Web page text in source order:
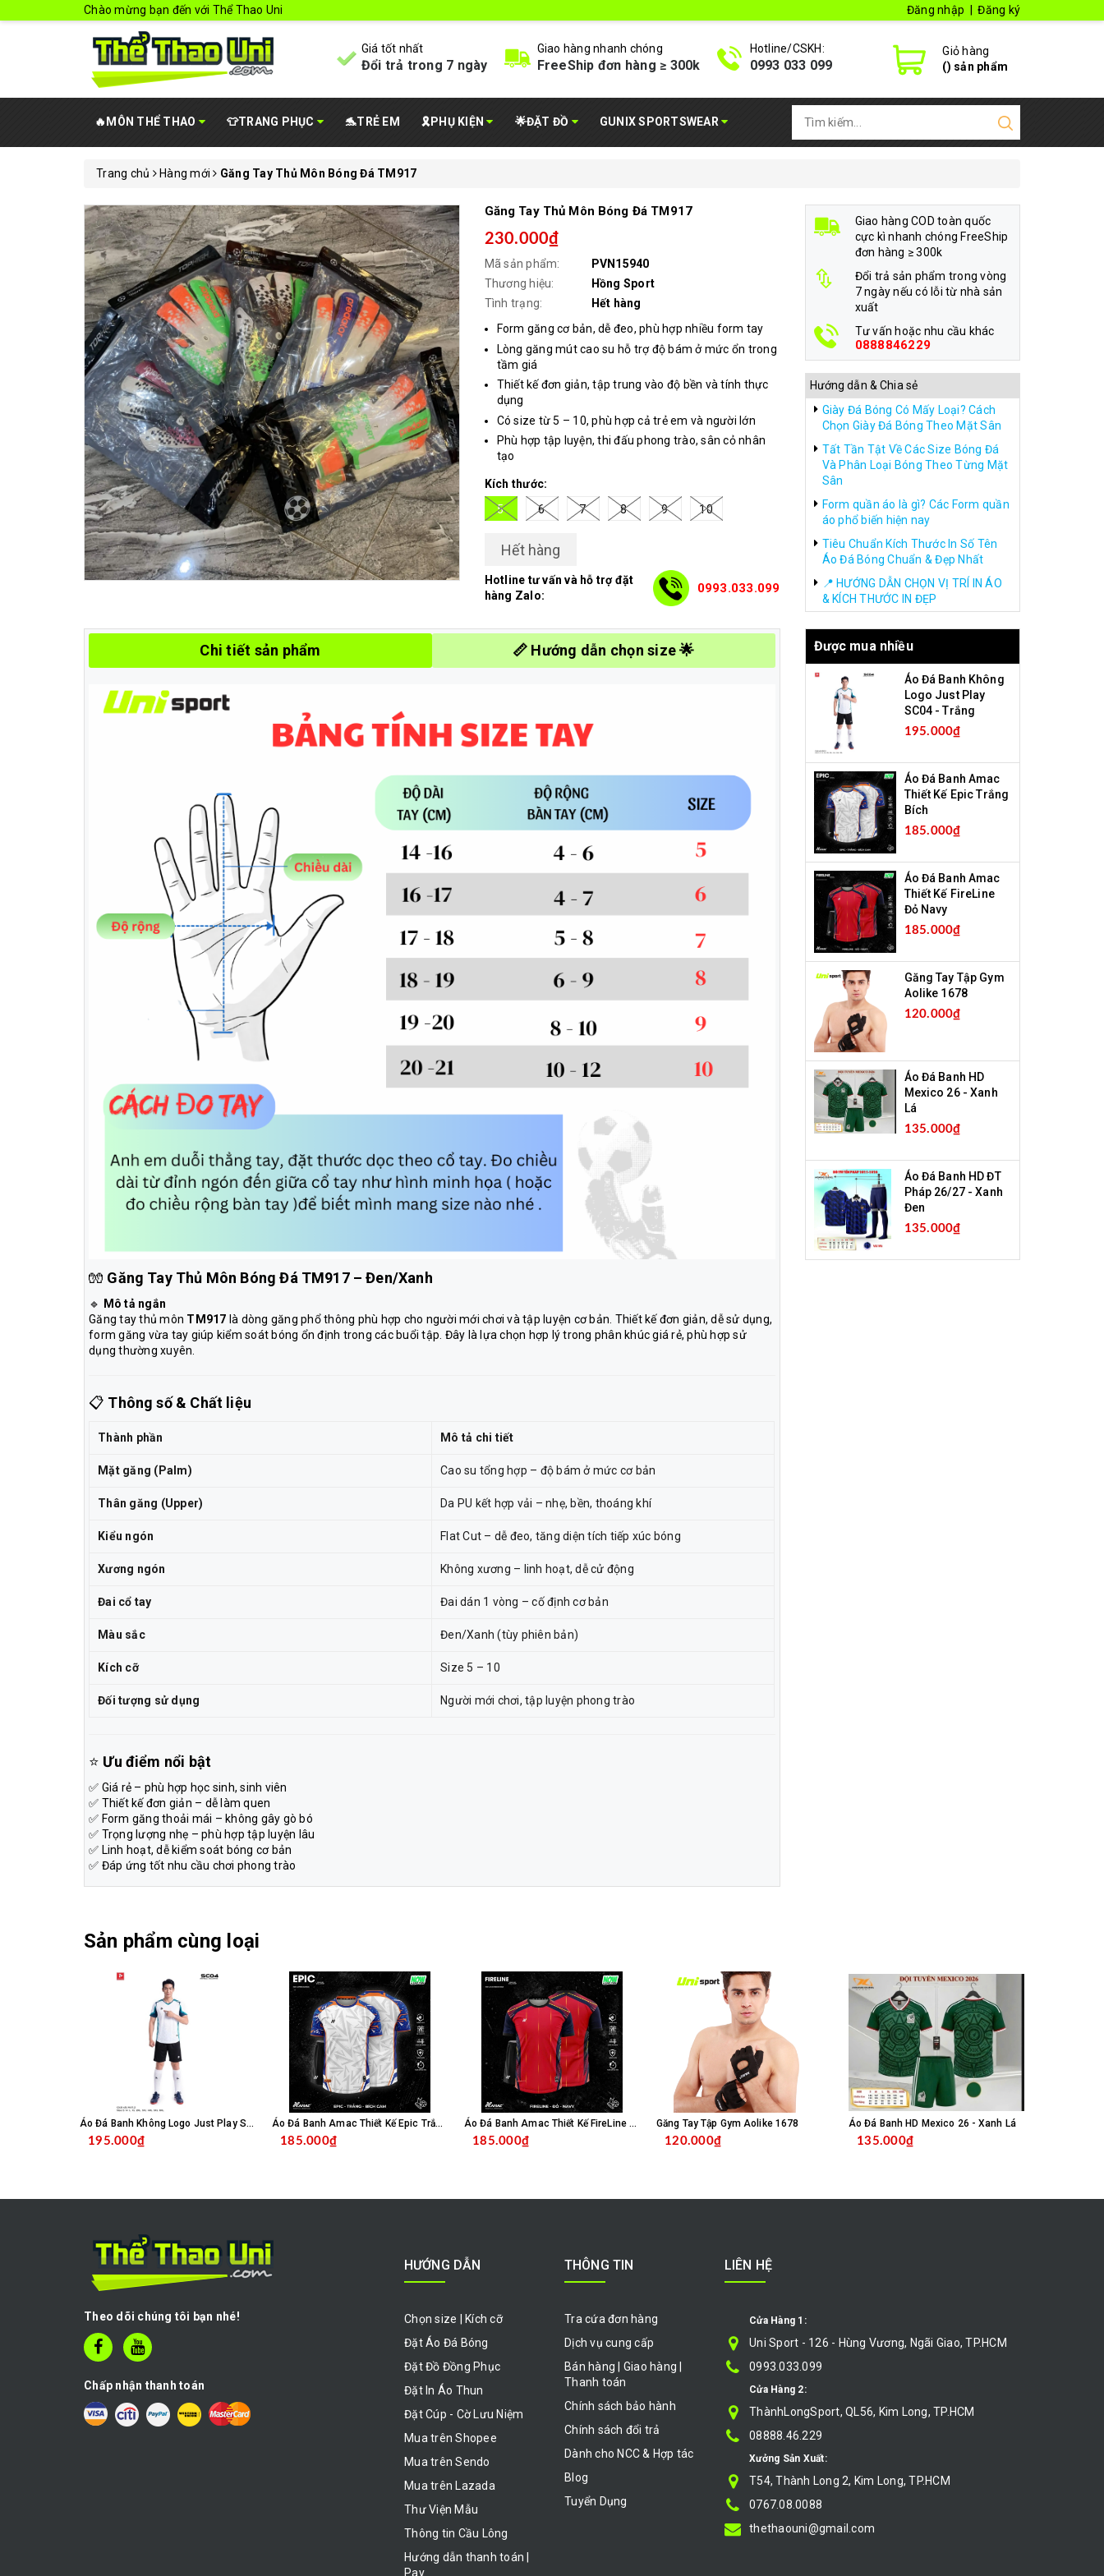
Chào mừng bạn đến với Thể Thao Uni Đăng nhập Đăng ký
Giá tốt nhất
Đổi trả trong 7 ngày
Giao hàng nhanh chóng
FreeShip đơn hàng ≥ 300k
Hotline/CSKH:
0993 033 099
Giỏ hàng
() sản phẩm
🔥MÔN THỂ THAO 👕TRANG PHỤC 🐬TRẺ EM 🎗️PHỤ KIỆN 🌟ĐẶT ĐỒ GUNIX SPORTSWEAR
Trang chủ Hàng mới Găng Tay Thủ Môn Bóng Đá TM917
Găng Tay Thủ Môn Bóng Đá TM917
230.000₫
Mã sản phẩm:
PVN15940
Thương hiệu:
Hồng Sport
Tình trạng:
Hết hàng
Form găng cơ bản, dễ đeo, phù hợp nhiều form tay
Lòng găng mút cao su hỗ trợ độ bám ở mức ổn trong
tầm giá
Thiết kế đơn giản, tập trung vào độ bền và tính thực
dụng
Có size từ 5 – 10, phù hợp cả trẻ em và người lớn
Phù hợp tập luyện, thi đấu phong trào, sân cỏ nhân
tạo
Kích thước:
5
6 7 8 9 10
Hết hàng
Hotline tư vấn và hỗ trợ đặt
hàng Zalo:
0993.033.099
Giao hàng COD toàn quốc
cực kì nhanh chóng FreeShip
đơn hàng ≥ 300k
Đổi trả sản phẩm trong vòng
7 ngày nếu có lỗi từ nhà sản
xuất
Tư vấn hoặc nhu cầu khác
0888846229
Hướng dẫn & Chia sẻ
Giày Đá Bóng Có Mấy Loại? Cách
Chọn Giày Đá Bóng Theo Mặt Sân
Tất Tần Tật Về Các Size Bóng Đá
Và Phân Loại Bóng Theo Từng Mặt
Sân
Form quần áo là gì? Các Form quần
áo phổ biến hiện nay
Tiêu Chuẩn Kích Thước In Số Tên
Áo Đá Bóng Chuẩn & Đẹp Nhất
📍 HƯỚNG DẪN CHỌN VỊ TRÍ IN ÁO
& KÍCH THƯỚC IN ĐẸP
Chi tiết sản phẩm 📏 Hướng dẫn chọn size 🌟
🧤 Găng Tay Thủ Môn Bóng Đá TM917 – Đen/Xanh
🔹
Mô tả ngắn
Găng tay thủ môn TM917 là dòng găng phổ thông phù hợp cho người mới chơi và tập luyện cơ bản. Thiết kế đơn giản, dễ sử dụng,
form găng vừa tay giúp kiểm soát bóng ổn định trong các buổi tập. Đây là lựa chọn hợp lý trong phân khúc giá rẻ, phù hợp sử
dụng thường xuyên.
📋 Thông số & Chất liệu
Thành phần Mô tả chi tiết
Mặt găng (Palm) Cao su tổng hợp – độ bám ở mức cơ bản
Thân găng (Upper) Da PU kết hợp vải – nhẹ, bền, thoáng khí
Kiểu ngón Flat Cut – dễ đeo, tăng diện tích tiếp xúc bóng
Xương ngón Không xương – linh hoạt, dễ cử động
Đai cổ tay Đai dán 1 vòng – cố định cơ bản
Màu sắc Đen/Xanh (tùy phiên bản)
Kích cỡ Size 5 – 10
Đối tượng sử dụng Người mới chơi, tập luyện phong trào
⭐ Ưu điểm nổi bật
✅ Giá rẻ – phù hợp học sinh, sinh viên
✅ Thiết kế đơn giản – dễ làm quen
✅ Form găng thoải mái – không gây gò bó
✅ Trọng lượng nhẹ – phù hợp tập luyện lâu
✅ Linh hoạt, dễ kiểm soát bóng cơ bản
✅ Đáp ứng tốt nhu cầu chơi phong trào
Được mua nhiều
Áo Đá Banh Không
Logo Just Play
SC04 - Trắng
195.000₫
Áo Đá Banh Amac
Thiết Kế Epic Trắng
Bích
185.000₫
Áo Đá Banh Amac
Thiết Kế FireLine
Đỏ Navy
185.000₫
Găng Tay Tập Gym
Aolike 1678
120.000₫
Áo Đá Banh HD
Mexico 26 - Xanh
Lá
135.000₫
Áo Đá Banh HD ĐT
Pháp 26/27 - Xanh
Đen
135.000₫
Sản phẩm cùng loại
Áo Đá Banh Không Logo Just Play SC04 - Trắng
195.000₫
Áo Đá Banh Amac Thiết Kế Epic Trắng Bích
185.000₫
Áo Đá Banh Amac Thiết Kế FireLine Đỏ Navy
185.000₫
Găng Tay Tập Gym Aolike 1678
120.000₫
Áo Đá Banh HD Mexico 26 - Xanh Lá
135.000₫
Theo dõi chúng tôi bạn nhé!
Chấp nhận thanh toán
HƯỚNG DẪN
Chọn size | Kích cỡ
Đặt Áo Đá Bóng
Đặt Đồ Đồng Phục
Đặt In Áo Thun
Đặt Cúp - Cờ Lưu Niệm
Mua trên Shopee
Mua trên Sendo
Mua trên Lazada
Thư Viện Mẫu
Thông tin Cầu Lông
Hướng dẫn thanh toán |
Pay
THÔNG TIN
Tra cứa đơn hàng
Dịch vụ cung cấp
Bán hàng | Giao hàng |
Thanh toán
Chính sách bảo hành
Chính sách đổi trả
Dành cho NCC & Hợp tác
Blog
Tuyển Dụng
LIÊN HỆ
Cửa Hàng 1:
Uni Sport - 126 - Hùng Vương, Ngãi Giao, TP.HCM
0993.033.099
Cửa Hàng 2:
ThànhLongSport, QL56, Kim Long, TP.HCM
08888.46.229
Xưởng Sản Xuất:
T54, Thành Long 2, Kim Long, TP.HCM
0767.08.0088
thethaouni@gmail.com